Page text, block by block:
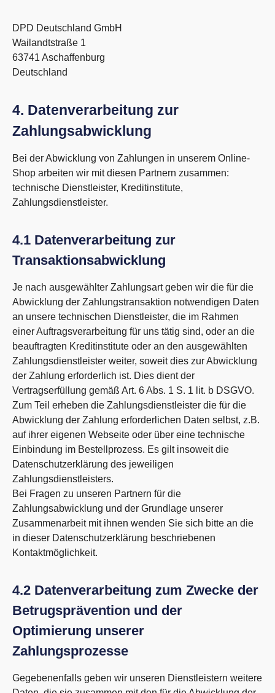
DPD Deutschland GmbH
Wailandtstraße 1
63741 Aschaffenburg
Deutschland
4. Datenverarbeitung zur
Zahlungsabwicklung
Bei der Abwicklung von Zahlungen in unserem Online-
Shop arbeiten wir mit diesen Partnern zusammen:
technische Dienstleister, Kreditinstitute,
Zahlungsdienstleister.
4.1 Datenverarbeitung zur
Transaktionsabwicklung
Je nach ausgewählter Zahlungsart geben wir die für die
Abwicklung der Zahlungstransaktion notwendigen Daten
an unsere technischen Dienstleister, die im Rahmen
einer Auftragsverarbeitung für uns tätig sind, oder an die
beauftragten Kreditinstitute oder an den ausgewählten
Zahlungsdienstleister weiter, soweit dies zur Abwicklung
der Zahlung erforderlich ist. Dies dient der
Vertragserfüllung gemäß Art. 6 Abs. 1 S. 1 lit. b DSGVO.
Zum Teil erheben die Zahlungsdienstleister die für die
Abwicklung der Zahlung erforderlichen Daten selbst, z.B.
auf ihrer eigenen Webseite oder über eine technische
Einbindung im Bestellprozess. Es gilt insoweit die
Datenschutzerklärung des jeweiligen
Zahlungsdienstleisters.
Bei Fragen zu unseren Partnern für die
Zahlungsabwicklung und der Grundlage unserer
Zusammenarbeit mit ihnen wenden Sie sich bitte an die
in dieser Datenschutzerklärung beschriebenen
Kontaktmöglichkeit.
4.2 Datenverarbeitung zum Zwecke der
Betrugsprävention und der
Optimierung unserer
Zahlungsprozesse
Gegebenenfalls geben wir unseren Dienstleistern weitere